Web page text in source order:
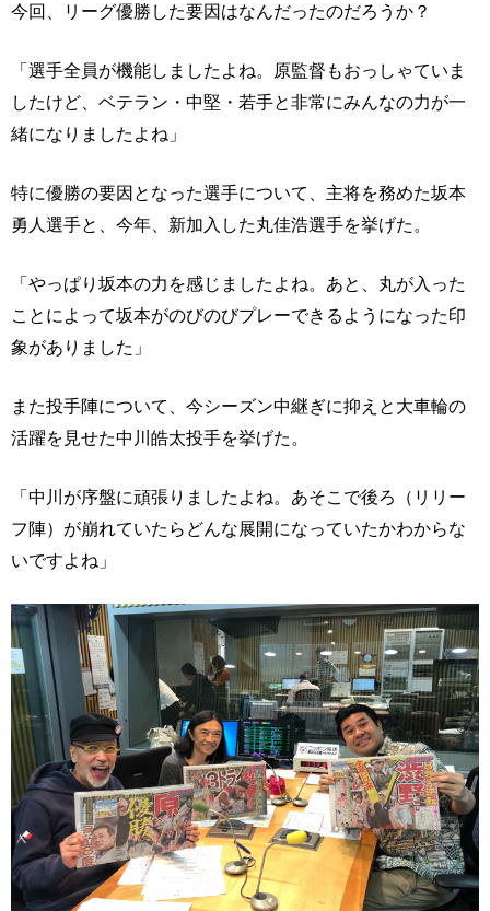
今回、リーグ優勝した要因はなんだったのだろうか？
「選手全員が機能しましたよね。原監督もおっしゃていま
したけど、ベテラン・中堅・若手と非常にみんなの力が一
緒になりましたよね」
特に優勝の要因となった選手について、主将を務めた坂本
勇人選手と、今年、新加入した丸佳浩選手を挙げた。
「やっぱり坂本の力を感じましたよね。あと、丸が入った
ことによって坂本がのびのびプレーできるようになった印
象がありました」
また投手陣について、今シーズン中継ぎに抑えと大車輪の
活躍を見せた中川皓太投手を挙げた。
「中川が序盤に頑張りましたよね。あそこで後ろ（リリー
フ陣）が崩れていたらどんな展開になっていたかわからな
いですよね」